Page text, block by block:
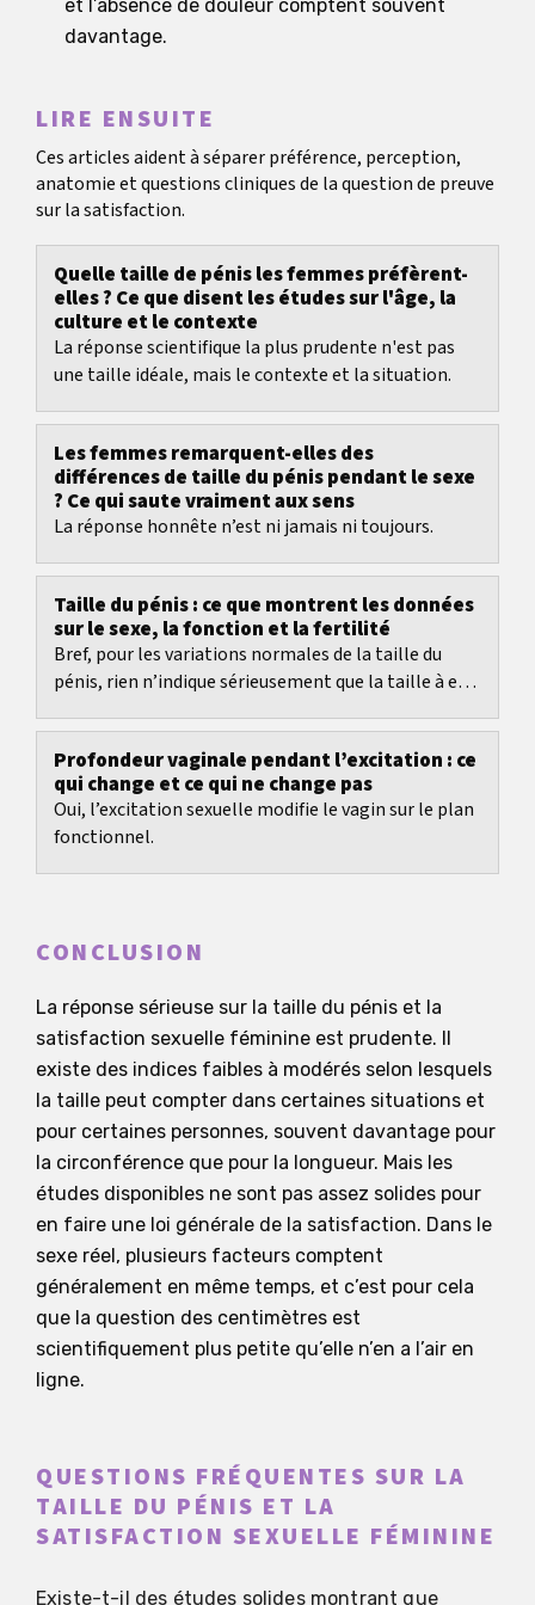
et l’absence de douleur comptent souvent
davantage.
LIRE ENSUITE
Ces articles aident à séparer préférence, perception,
anatomie et questions cliniques de la question de preuve
sur la satisfaction.
Quelle taille de pénis les femmes préfèrent-
elles ? Ce que disent les études sur l'âge, la
culture et le contexte
La réponse scientifique la plus prudente n'est pas
une taille idéale, mais le contexte et la situation.
Les femmes remarquent-elles des
différences de taille du pénis pendant le sexe
? Ce qui saute vraiment aux sens
La réponse honnête n’est ni jamais ni toujours.
Taille du pénis : ce que montrent les données
sur le sexe, la fonction et la fertilité
Bref, pour les variations normales de la taille du
pénis, rien n’indique sérieusement que la taille à elle
Profondeur vaginale pendant l’excitation : ce
qui change et ce qui ne change pas
Oui, l’excitation sexuelle modifie le vagin sur le plan
fonctionnel.
CONCLUSION
La réponse sérieuse sur la taille du pénis et la
satisfaction sexuelle féminine est prudente. Il
existe des indices faibles à modérés selon lesquels
la taille peut compter dans certaines situations et
pour certaines personnes, souvent davantage pour
la circonférence que pour la longueur. Mais les
études disponibles ne sont pas assez solides pour
en faire une loi générale de la satisfaction. Dans le
sexe réel, plusieurs facteurs comptent
généralement en même temps, et c’est pour cela
que la question des centimètres est
scientifiquement plus petite qu’elle n’en a l’air en
ligne.
QUESTIONS FRÉQUENTES SUR LA
TAILLE DU PÉNIS ET LA
SATISFACTION SEXUELLE FÉMININE
Existe-t-il des études solides montrant que